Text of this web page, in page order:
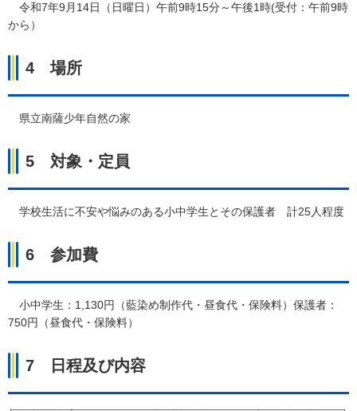
令和7年9月14日（日曜日）午前9時15分～午後1時(受付：午前9時
から）
4 場所
県立南薩少年自然の家
5 対象・定員
学校生活に不安や悩みのある小中学生とその保護者 計25人程度
6 参加費
小中学生：1,130円（藍染め制作代・昼食代・保険料）保護者：
750円（昼食代・保険料）
7 日 程及び内容